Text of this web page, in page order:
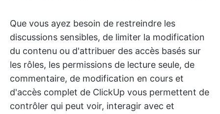
Que vous ayez besoin de restreindre les
discussions sensibles, de limiter la modification
du contenu ou d'attribuer des accès basés sur
les rôles, les permissions de lecture seule, de
commentaire, de modification en cours et
d'accès complet de ClickUp vous permettent de
contrôler qui peut voir, interagir avec et